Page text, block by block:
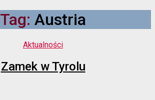
Tag: Austria
Kategorie
Aktualności
Zamek w Tyrolu